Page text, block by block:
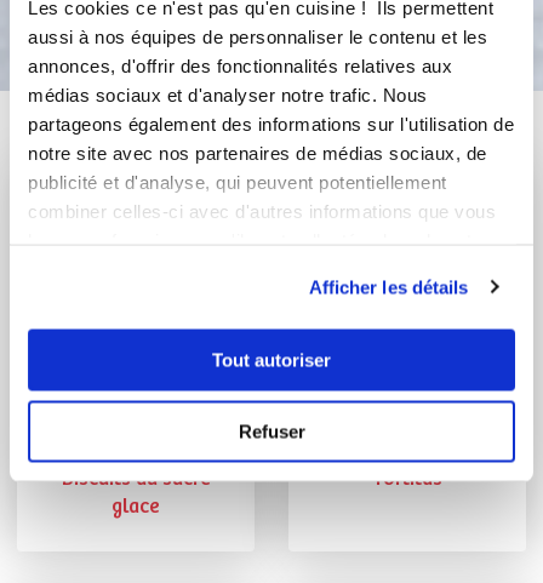
Les cookies ce n'est pas qu'en cuisine ! Ils permettent
aussi à nos équipes de personnaliser le contenu et les
annonces, d'offrir des fonctionnalités relatives aux
médias sociaux et d'analyser notre trafic. Nous
partageons également des informations sur l'utilisation de
notre site avec nos partenaires de médias sociaux, de
publicité et d'analyse, qui peuvent potentiellement
combiner celles-ci avec d'autres informations que vous
Afficher les détails
Tout autoriser
Refuser
Bon appétit !
Vous aimerez aussi ...
Biscuits au sucre
glace
Tortitas